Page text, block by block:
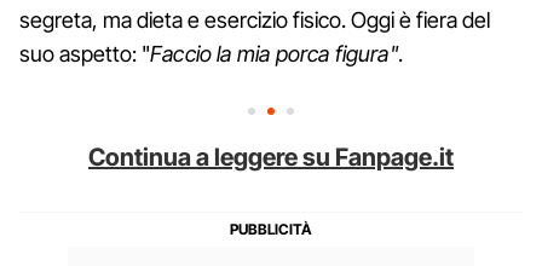
segreta, ma dieta e esercizio fisico. Oggi è fiera del
suo aspetto: "Faccio la mia porca figura".
Continua a leggere su Fanpage.it